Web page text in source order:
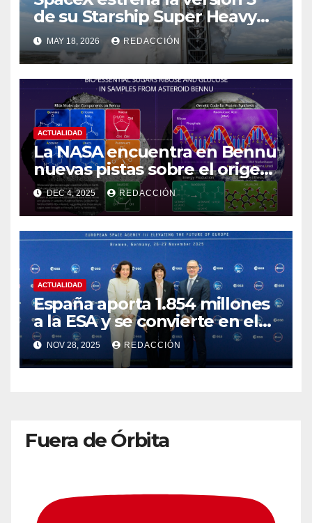
de su Starship Super Heavy
esta semana
MAY 18, 2026 REDACCIÓN
ACTUALIDAD
La NASA encuentra en Bennu
nuevas pistas sobre el origen
de la vida
DEC 4, 2025 REDACCIÓN
ACTUALIDAD
España aporta 1.854 millones
a la ESA y se convierte en el
cuarto país más
contribuyente
NOV 28, 2025 REDACCIÓN
Fuera de Órbita